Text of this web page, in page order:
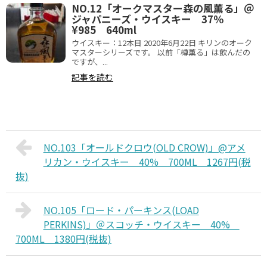
NO.12「オークマスター森の風薫る」＠
ジャパニーズ・ウイスキー 37％
¥985 640ml
ウイスキー：12本目 2020年6月22日 キリンのオーク
マスターシリーズです。 以前「樽薫る」は飲んだの
ですが、...
記事を読む
NO.103「オールドクロウ(OLD CROW)」@アメ
リカン・ウイスキー 40% 700ML 1267円(税
抜)
NO.105「ロード・パーキンス(LOAD
PERKINS)」＠スコッチ・ウイスキー 40%
700ML 1380円(税抜)